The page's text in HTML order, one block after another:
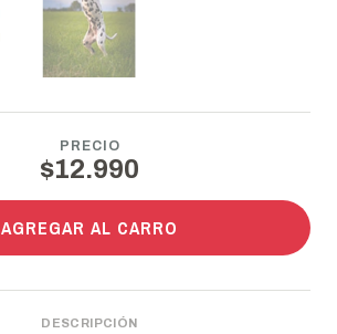
PRECIO
$12.990
AGREGAR AL CARRO
DESCRIPCIÓN